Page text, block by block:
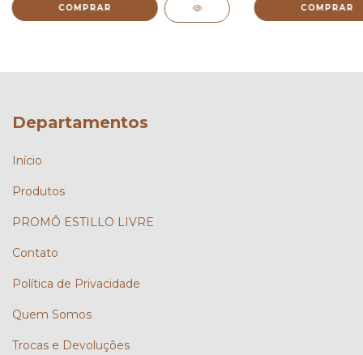
COMPRAR COMPRAR
Departamentos
Início
Produtos
PROMÔ ESTILLO LIVRE
Contato
Política de Privacidade
Quem Somos
Trocas e Devoluções